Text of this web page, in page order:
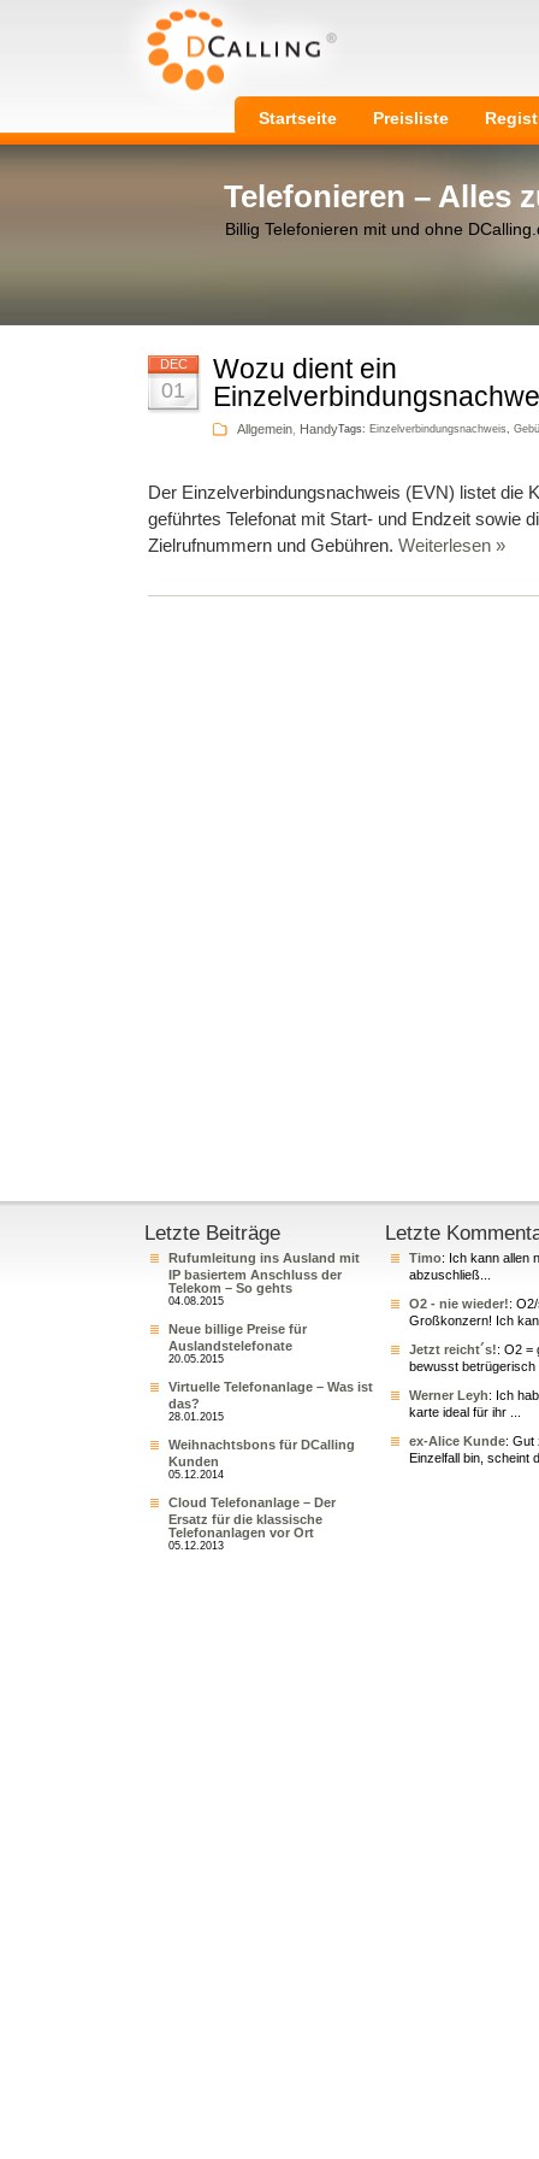
Startseite Preisliste
Telefonieren – Alles
Billig Telefonieren mit und ohne
DEC
01
Wozu dient ein
Tags: Einzelverbindungsnachweis,
Allgemein Handy
Der Einzelverbindungsnachweis (EVN) listet die
geführtes Telefonat mit Start- und Endzeit sowie
Zielrufnummern und Gebühren. Weiterlesen »
Letzte Beiträge
Rufumleitung ins Ausland mit
IP basiertem Anschluss der
Telekom – So gehts
04.08.2015
Neue billige Preise für
Auslandstelefonate
20.05.2015
Virtuelle Telefonanlage – Was ist
das?
28.01.2015
Weihnachtsbons für DCalling
Kunden
05.12.2014
Cloud Telefonanlage – Der
Ersatz für die klassische
Telefonanlagen vor Ort
05.12.2013
Letzte
Timo: Ich kann allen
abzuschließ...
O2 - nie wieder!:
Großkonzern! Ich
Jetzt reicht´s!: O2 =
bewusst betrügerisch
Werner Leyh: Ich
karte ideal für ihr ...
ex-Alice Kunde: Gut
Einzelfall bin, scheint